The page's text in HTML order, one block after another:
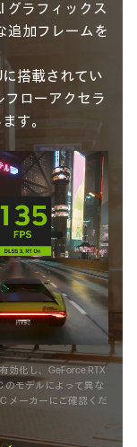
グラフィックス
追加フレームを
に搭載されてい
フローアクセラ
す。
効化し、GeForce RTX
のモデルによって異な
メーカーにご確認くだ